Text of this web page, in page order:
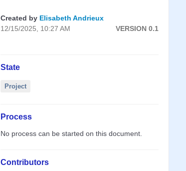
Created by Elisabeth Andrieux
12/15/2025, 10:27 AM
VERSION 0.1
State
Project
Process
No process can be started on this document.
Contributors